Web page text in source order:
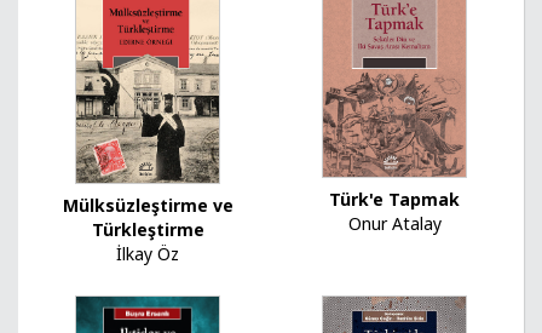
Mülksüzleştirme ve
Türkleştirme
İlkay Öz
Türk'e Tapmak
Onur Atalay